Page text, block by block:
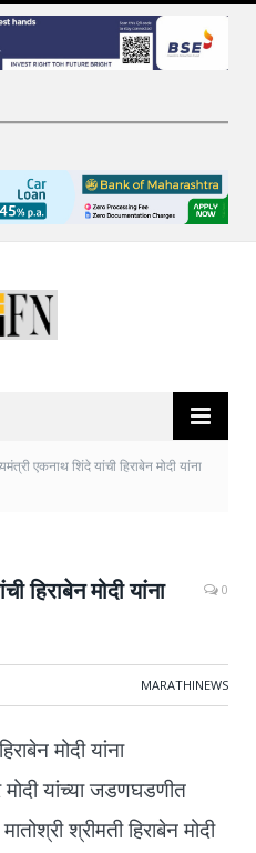
एकनाथ शिंदे यांची हिराबेन मोदी यांना
हिराबेन मोदी यांना
0
MARATHINEWS
मोदी यांना
मोदी यांच्या जडणघडणीत
श्रीमती हिराबेन मोदी